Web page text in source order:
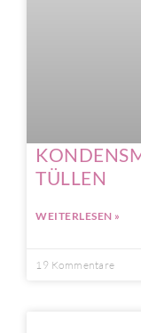
TÜLLEN
WEITERLESEN »
19 Kommentare